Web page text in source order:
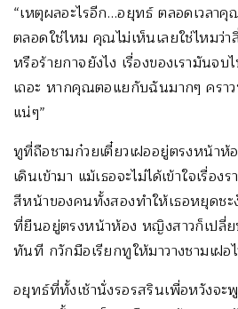
“เหตุผลอะไรอีก…อยุทธ์ ตลอดเวลา
ตลอดใช่ไหม คุณไม่เห็นเลยใช่ไหมว่
หรือร้ายกาจยังไง เรื่องของเรามันจ
เถอะ หากคุณตอแยกับฉันมากๆ ครา
แน่ๆ”
ทูที่ถือชามก๋วยเตี๋ยวเฝออยู่ตรงหน้าห้
เดินเข้ามา แม้เธอจะไม่ได้เข้าใจเรื่อ
สีหน้าของคนทั้งสองทำให้เธอหยุดช
ที่ยืนอยู่ตรงหน้าห้อง หญิงสาวก็เปลี่ย
ทันที กวักมือเรียกทูให้มาวางชามเฝอ
อยุทธ์ที่ทั้งเช้านั่งรอรสรินเพื่อหวังจะ